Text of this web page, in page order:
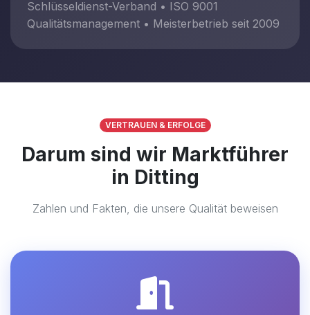
Schlüsseldienst-Verband • ISO 9001
Qualitätsmanagement • Meisterbetrieb seit 2009
VERTRAUEN & ERFOLGE
Darum sind wir Marktführer
in Ditting
Zahlen und Fakten, die unsere Qualität beweisen